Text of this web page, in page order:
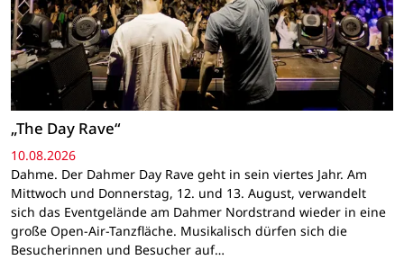
„The Day Rave“
10.08.2026
Dahme. Der Dahmer Day Rave geht in sein viertes Jahr. Am
Mittwoch und Donnerstag, 12. und 13. August, verwandelt
sich das Eventgelände am Dahmer Nordstrand wieder in eine
große Open-Air-Tanzfläche. Musikalisch dürfen sich die
Besucherinnen und Besucher auf…